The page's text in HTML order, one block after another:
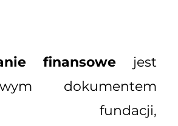
finansowe jest
dokumentem
fundacji,